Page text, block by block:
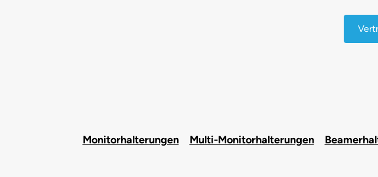
Monitorhalterungen Multi-Monitorhalterungen